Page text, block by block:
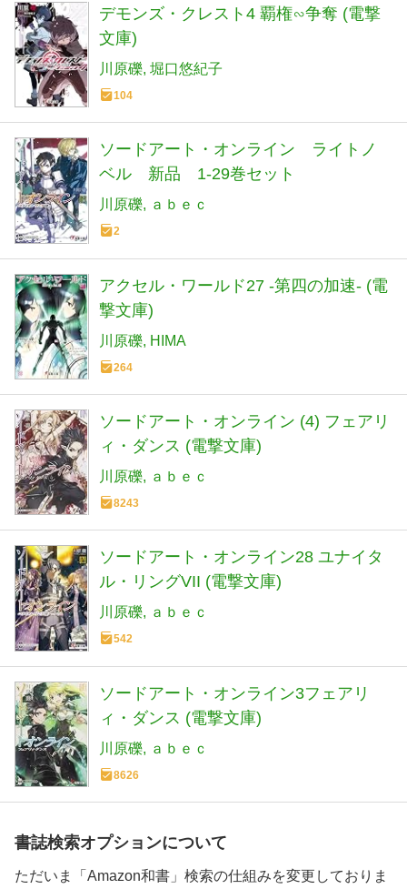
デモンズ・クレスト4 覇権∽争奪 (電撃
文庫)
川原礫 堀口悠紀子
104
ソードアート・オンライン ライトノ
ベル 新品 1-29巻セット
川原礫 ａｂｅｃ
2
アクセル・ワールド27 -第四の加速- (電
撃文庫)
川原礫 HIMA
264
ソードアート・オンライン (4) フェアリ
ィ・ダンス (電撃文庫)
川原礫 ａｂｅｃ
8243
ソードアート・オンライン28 ユナイタ
ル・リングVII (電撃文庫)
川原礫 ａｂｅｃ
542
ソードアート・オンライン3フェアリ
ィ・ダンス (電撃文庫)
川原礫 ａｂｅｃ
8626
書誌検索オプションについて
ただいま「Amazon和書」検索の仕組みを変更しておりま